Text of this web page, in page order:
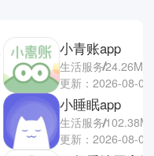
小青账app
生活服务24.26M
更新：2026-08-08
小睡眠app
生活服务102.38M
更新：2026-08-08